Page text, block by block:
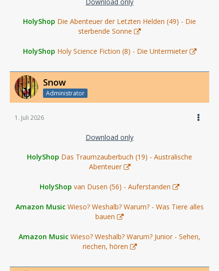
HolyShop Die Abenteuer der Letzten Helden (49) - Die
sterbende Sonne
HolyShop Holy Science Fiction (8) - Die Untermieter
Snow
Administrator
1. Juli 2026
Download only
HolyShop Das Traumzauberbuch (19) - Australische
Abenteuer
HolyShop van Dusen (56) - Auferstanden
Amazon Music Wieso? Weshalb? Warum? - Was Tiere alles
bauen
Amazon Music Wieso? Weshalb? Warum? Junior - Sehen,
riechen, hören